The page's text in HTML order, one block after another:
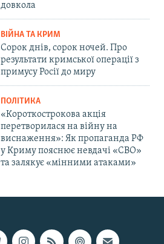
довкола
ВІЙНА ТА КРИМ
Сорок днів, сорок ночей. Про
результати кримської операції з
примусу Росії до миру
ПОЛІТИКА
«Короткострокова акція
перетворилася на війну на
виснаження»: Як пропаганда РФ
у Криму пояснює невдачі «СВО»
та залякує «мінними атаками»